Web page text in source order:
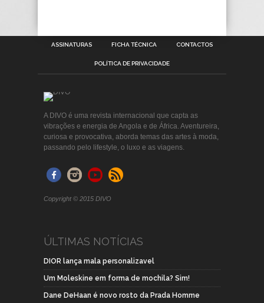
ASSINATURAS FICHA TÉCNICA CONTACTOS
POLÍTICA DE PRIVACIDADE
A DIVO é uma revista internacional que capta as
vibrações e energia de Angola e de África. Aventureira,
curiosa e provocativa, aborda temas das artes à moda,
passando pelo lifestyle, o luxo e as viagens.
Copyright © 2015 DIVO
ÚLTIMAS NOTÍCIAS
DIOR lança mala personalizavel
Um Moleskine em forma de mochila? Sim!
Dane DeHaan é novo rosto da Prada Homme